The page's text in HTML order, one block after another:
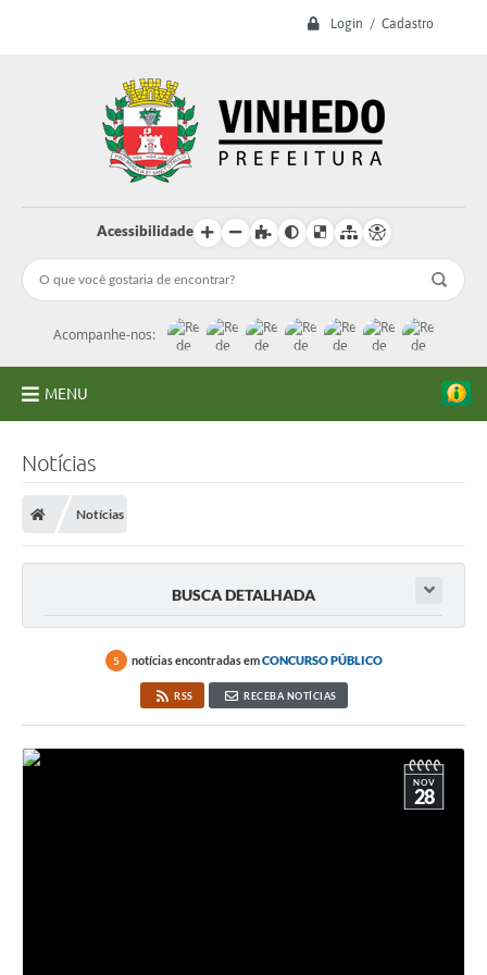
Login / Cadastro
Acessibilidade
Acompanhe-nos:
MENU
Transparência
Concursos e Processos Seletivos
Tributos Online
Notícias
Notícias
BUSCA DETALHADA
5 notícias encontradas emCONCURSO PÚBLICO
RSS RECEBA NOTÍCIAS
NOV
28